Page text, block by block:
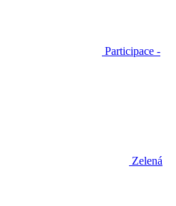
Participace -
Zelená